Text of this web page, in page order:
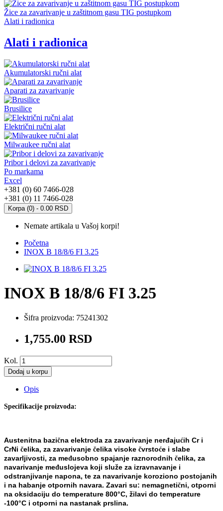
Žice za zavarivanje u zaštitnom gasu TIG postupkom
Alati i radionica
Alati i radionica
Akumulatorski ručni alat
Aparati za zavarivanje
Brusilice
Električni ručni alat
Milwaukee ručni alat
Pribor i delovi za zavarivanje
Po markama
Excel
+381 (0) 60 7466-028
+381 (0) 11 7466-028
Korpa (0) - 0.00 RSD
Nemate artikala u Vašoj korpi!
Početna
INOX B 18/8/6 FI 3.25
INOX B 18/8/6 FI 3.25
Šifra proizvoda: 75241302
1,755.00 RSD
Kol.
Dodaj u korpu
Opis
Specifikacije proizvoda:
Austenitna bazična elektroda za zavarivanje nerđajućih Cr i
CrNi čelika, za zavarivanje čelika visoke čvrstoće i slabe
zavarljivosti, za međusobno spajanje raznorodnih čelika, za
navarivanje međuslojeva koji služe za izravnavanje i
odstranjivanje napona, te za navarivanje koroziono postojanih
i na habanje otpornih navara. Zavari su: nemagnetični, otporni
na oksidaciju do temperature 800°C, žilavi do temperature
-100°C i otporni na nastanak prslina.